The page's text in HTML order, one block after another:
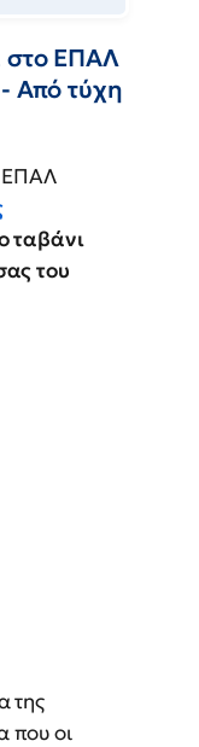
στο ΕΠΑΛ
Από τύχη
ΕΠΑΛ
ταβάνι
του
της
που οι